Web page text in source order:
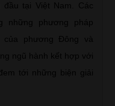
tại Việt Nam. Các
những phương pháp
phương Đông và
ngũ hành kết hợp với
tới những biện giải